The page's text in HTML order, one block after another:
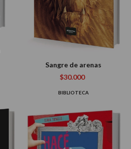
Sangre de arenas
$30.000
BIBLIOTECA